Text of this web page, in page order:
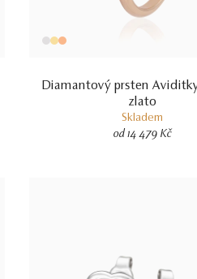
Diamantový prsten
zlato
Skladem
od 14 479 Kč